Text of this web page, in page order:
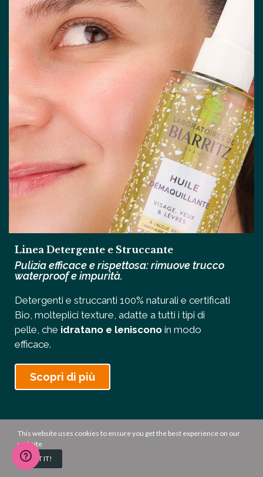
Linea Detergente e Struccante
Pulizia efficace e rispettosa: rimuove trucco
waterproof e impurità.
Detergenti e struccanti 100% naturali e certificati
Bio, molteplici texture, adatte a tutti i tipi di
pelle, che idratano e leniscono in modo
efficace.
Scopri di più
This website uses cookies to ensure you get the best experience on our
website
GOT IT!